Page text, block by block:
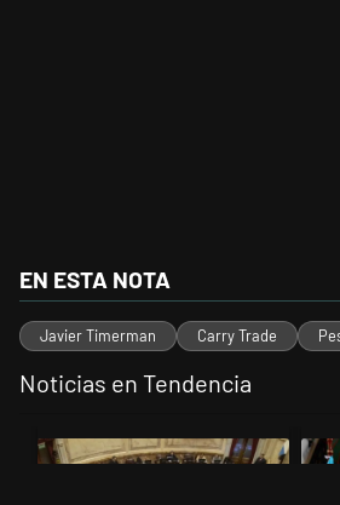
EN ESTA NOTA
Javier Timerman Carry Trade
Noticias en Tendencia
Un artículo de tendencia con el título "El
Un